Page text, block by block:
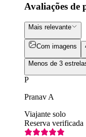
Avaliações de
Mais relevante
Com imagens
Menos de 3
P
Pranav A
Viajante solo
Reserva verificada